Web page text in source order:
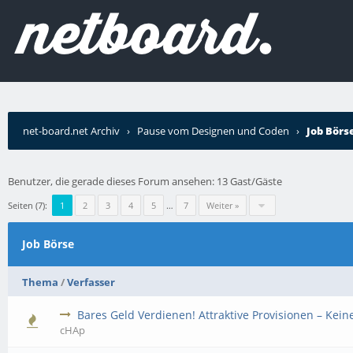
net-board.net Archiv › Pause vom Designen und Coden › Job
Benutzer, die gerade dieses Forum ansehen: 13 Gast/Gäste
Seiten (7): 1 2 3 4 5 … 7 Weiter »
Job Börse
Thema /Verfasser
Bares Geld Verdienen! Attraktive Provisionen –
cHAp